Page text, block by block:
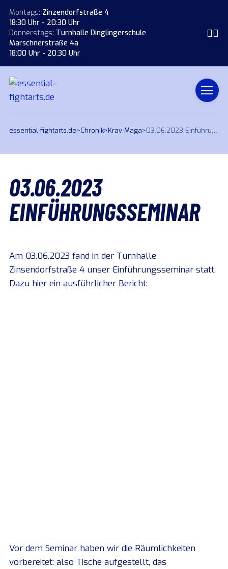
Montags: Zinzendorfstraße 4
18:30 Uhr - 20:30 Uhr
Donnerstags: Turnhalle Dinglingerschule
Marschnerstraße 4a
18:00 Uhr - 20:30 Uhr
essential-fightarts.de>Chronik>Krav Maga> 03.06.2023 Einführungsseminar
03.06.2023
EINFÜHRUNGSSEMINAR
Am 03.06.2023 fand in der Turnhalle
Zinsendorfstraße 4 unser Einführungsseminar statt.
Dazu hier ein ausführlicher Bericht:
Vor dem Seminar haben wir die Räumlichkeiten
vorbereitet: also Tische aufgestellt, das